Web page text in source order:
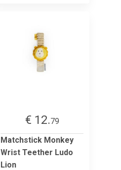
€ 12.79
Matchstick Monkey
Wrist Teether Ludo
Lion